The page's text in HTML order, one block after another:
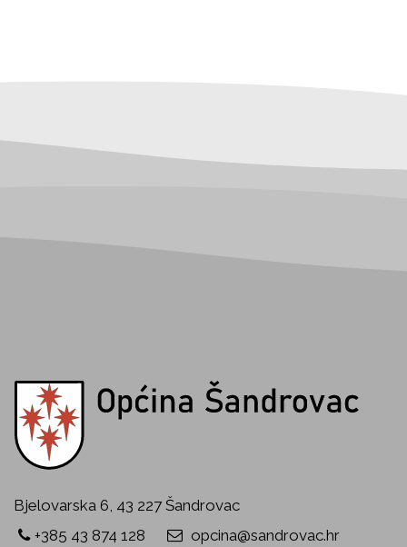
Bjelovarska 6, 43 227 Šandrovac
+385 43 874 128
opcina@sandrovac.hr